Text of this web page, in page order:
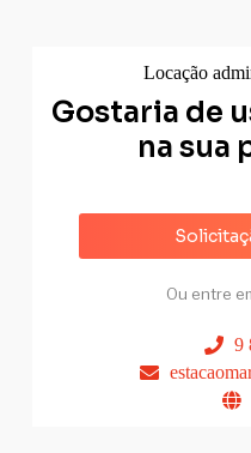
Locação
Gostaria de
na sua
Ou entre
9